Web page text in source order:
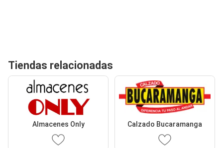
Tiendas relacionadas
Almacenes Only Calzado Bucaramanga